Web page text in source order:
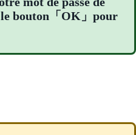
bouton「OK」pour